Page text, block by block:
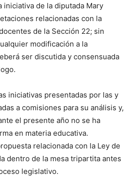
iniciativa de la diputada Mary
relacionadas con la
de la Sección 22; sin
modificación a la
ser discutida y consensuada
iniciativas presentadas por las y
a comisiones para su análisis y,
el presente año no se ha
en materia educativa.
relacionada con la Ley de
dentro de la mesa tripartita antes
legislativo.